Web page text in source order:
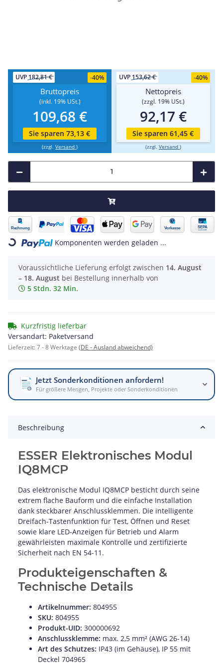
UVP 182,81 € -40%
Bruttopreis
(inkl. 19% USt.)
109,68 €
Sie sparen 73,13 €
(zzgl. Versand )
UVP 153,62 € -40%
Nettopreis
(zzgl. 19% USt.)
92,17 €
Sie sparen 61,45 €
(zzgl. Versand )
Komponenten werden geladen ...
Voraussichtliche Lieferung erfolgt zwischen 14. August
– 18. August bei Bestellung innerhalb von
5 Stdn. 32 Min.
Kurzfristig lieferbar
Versandart: Paketversand
Lieferzeit:7 - 8 Werktage (DE - Ausland abweichend)
Jetzt Sonderkonditionen anfordern!
Für größere Mengen, Projekte oder Sonderkonditionen
Beschreibung
ESSER Elektronisches Modul
IQ8MCP
Das elektronische Modul IQ8MCP besticht durch seine
extrem flache Bauform und die einfache Installation
dank steckbarer Anschlussklemmen. Die intelligente
Dreifach-Tastenfunktion für Test, Öffnen und Reset
sowie klare LED-Anzeigen für Betrieb und Alarm
gewährleisten maximale Kontrolle und zertifizierte
Sicherheit nach EN 54-11.
Produkteigenschaften &
Technische Details
Artikelnummer: 804955
SKU: 804955
Produkt-UID: 300000692
Anschlussklemme: max. 2,5 mm² (AWG 26-14)
Art des Schutzes: IP43 (im Gehäuse), IP 55 mit
Deckel 704965